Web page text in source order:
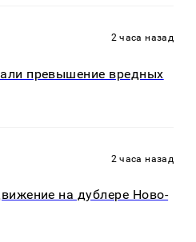
2 часа назад
превышение вредных
2 часа назад
на дублере Ново-